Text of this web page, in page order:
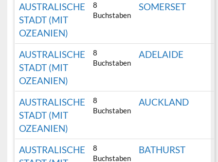
AUSTRALISCHE
STADT (MIT
OZEANIEN)
8
Buchstaben
SOMERSET
AUSTRALISCHE
STADT (MIT
OZEANIEN)
8
Buchstaben
ADELAIDE
AUSTRALISCHE
STADT (MIT
OZEANIEN)
8
Buchstaben
AUCKLAND
AUSTRALISCHE
8
Buchstaben
BATHURST